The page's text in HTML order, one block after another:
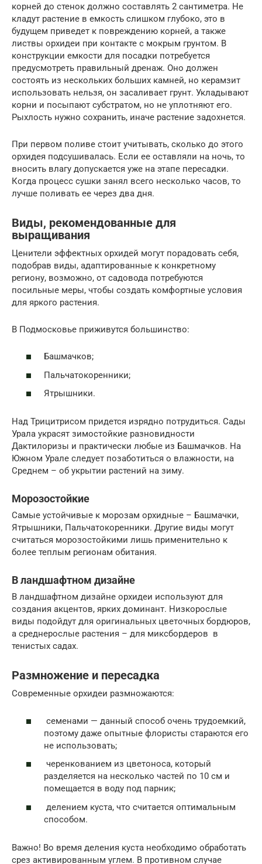
корней до стенок должно составлять 2 сантиметра. Не
кладут растение в емкость слишком глубоко, это в
будущем приведет к повреждению корней, а также
листвы орхидеи при контакте с мокрым грунтом. В
конструкции емкости для посадки потребуется
предусмотреть правильный дренаж. Оно должен
состоять из нескольких больших камней, но керамзит
использовать нельзя, он засаливает грунт. Укладывают
корни и посыпают субстратом, но не уплотняют его.
Рыхлость нужно сохранить, иначе растение задохнется.
При первом поливе стоит учитывать, сколько до этого
орхидея подсушивалась. Если ее оставляли на ночь, то
вносить влагу допускается уже на этапе пересадки.
Когда процесс сушки занял всего несколько часов, то
лучше поливать ее через два дня.
Виды, рекомендованные для
выращивания
Ценители эффектных орхидей могут порадовать себя,
подобрав виды, адаптированные к конкретному
региону, возможно, от садовода потребуются
посильные меры, чтобы создать комфортные условия
для яркого растения.
В Подмосковье приживутся большинство:
Башмачков;
Пальчатокоренники;
Ятрышники.
Над Трицитрисом придется изрядно потрудиться. Сады
Урала украсят зимостойкие разновидности
Дактилоризы и практически любые из Башмачков. На
Южном Урале следует позаботиться о влажности, на
Среднем – об укрытии растений на зиму.
Морозостойкие
Самые устойчивые к морозам орхидные – Башмачки,
Ятрышники, Пальчатокоренники. Другие виды могут
считаться морозостойкими лишь применительно к
более теплым регионам обитания.
В ландшафтном дизайне
В ландшафтном дизайне орхидеи используют для
создания акцентов, ярких доминант. Низкорослые
виды подойдут для оригинальных цветочных бордюров,
а среднерослые растения – для миксбордеров в
тенистых садах.
Размножение и пересадка
Современные орхидеи размножаются:
семенами — данный способ очень трудоемкий,
поэтому даже опытные флористы стараются его
не использовать;
черенкованием из цветоноса, который
разделяется на несколько частей по 10 см и
помещается в воду под парник;
делением куста, что считается оптимальным
способом.
Важно! Во время деления куста необходимо обработать
срез активированным углем. В противном случае